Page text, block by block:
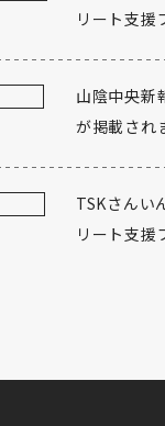
リート支援
山陰中央新
が掲載され
TSKさんい
リート支援